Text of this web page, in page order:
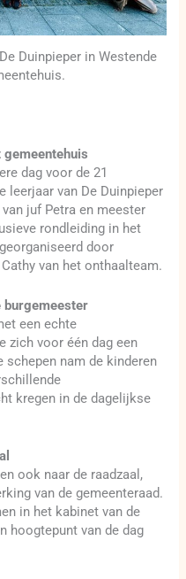
Duinpieper in Westende
gemeentehuis
dag voor de 21
leerjaar van De Duinpieper
juf Petra en meester
rondleiding in het
door
van het onthaalteam.
burgemeester
een echte
zich voor één dag een
schepen nam de kinderen
kregen in de dagelijkse
ook naar de raadzaal,
van de gemeenteraad.
in het kabinet van de
hoogtepunt van de dag